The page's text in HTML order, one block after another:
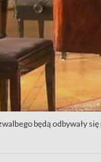
będą odbywały się